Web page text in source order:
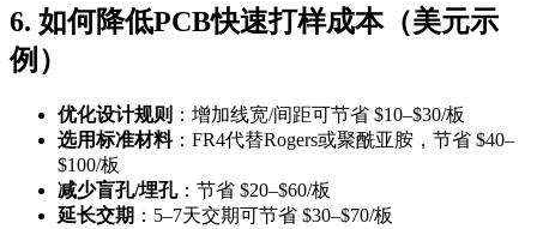
6. 如何降低PCB快速打样成本（美元示
例）
优化设计规则 ：增加线宽/间距可节省 $10–$30/板
选用标准材料：FR4代替Rogers或聚酰亚胺，节省 $40–
$100/板
减少盲孔/埋孔：节省 $20–$60/板
延长交期 ：5–7天交期可节省 $30–$70/板